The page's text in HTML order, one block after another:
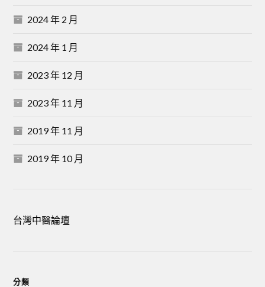
2024 年 2 月
2024 年 1 月
2023 年 12 月
2023 年 11 月
2019 年 11 月
2019 年 10 月
台灣中醫論壇
分類